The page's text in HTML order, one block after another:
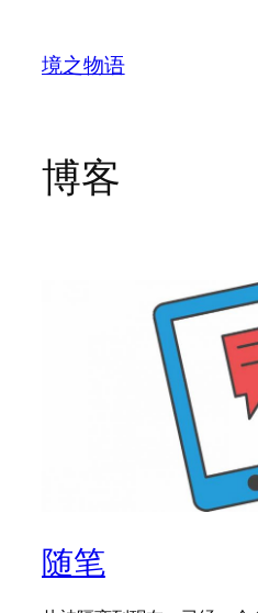
境之物语
博客
随笔